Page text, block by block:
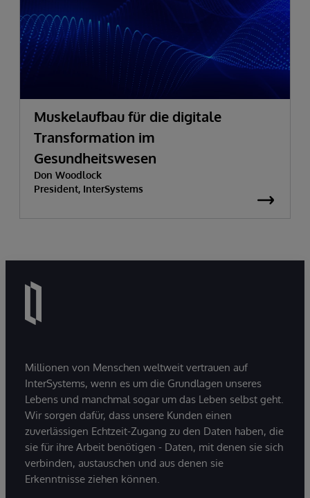
Muskelaufbau für die digitale
Transformation im
Gesundheitswesen
Don Woodlock
President, InterSystems
Millionen von Menschen weltweit vertrauen auf
InterSystems, wenn es um die Grundlagen unseres
Lebens und manchmal sogar um das Leben selbst geht.
Wir sorgen dafür, dass unsere Kunden einen
zuverlässigen Echtzeit-Zugang zu den Daten haben, die
sie für ihre Arbeit benötigen - Daten, mit denen sie sich
verbinden, austauschen und aus denen sie
Erkenntnisse ziehen können.